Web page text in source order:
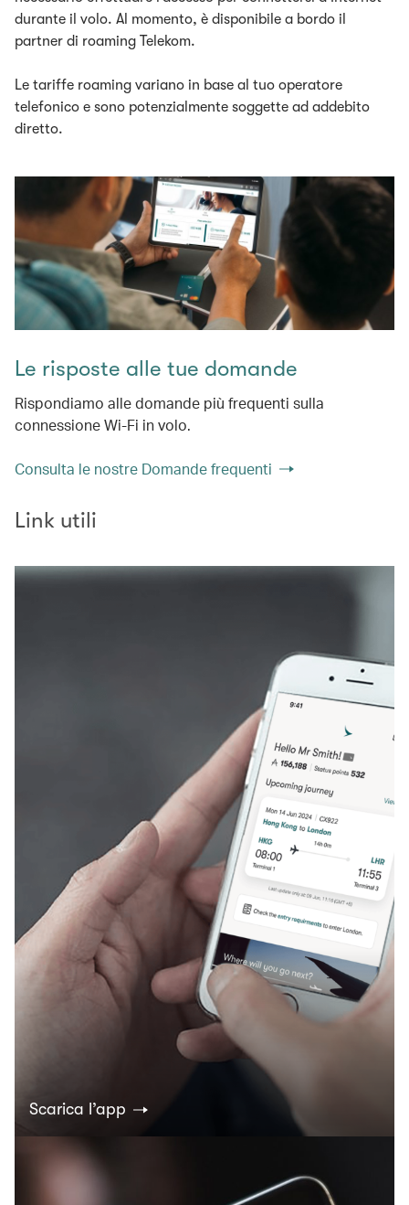
durante il volo. Al momento, è disponibile a bordo il
partner di roaming Telekom.
Le tariffe roaming variano in base al tuo operatore
telefonico e sono potenzialmente soggette ad addebito
diretto.
Le risposte alle tue domande
Rispondiamo alle domande più frequenti sulla
connessione Wi-Fi in volo.
Consulta le nostre Domande frequenti
Link utili
Scarica l’app